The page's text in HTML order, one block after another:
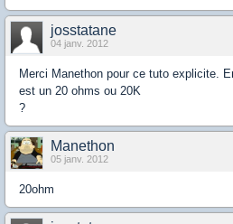
josstatane
04 janv. 2012
Merci Manethon pour ce tuto explicite.
est un 20 ohms ou 20K
?
Manethon
05 janv. 2012
20ohm